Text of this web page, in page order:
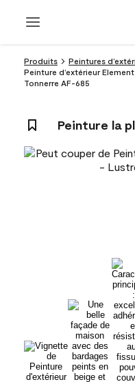
Produits
Peintures
Peinture d’extérieur
Tonnerre AF-685
Peinture la